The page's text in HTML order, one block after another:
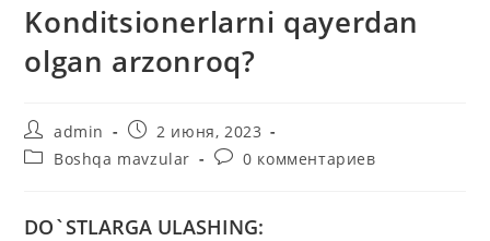
Konditsionerlarni qayerdan
olgan arzonroq?
Автор
записи:
admin
Запись
опубликована:
2 июня, 2023
РубрикаBoshqa mavzular
Комментарии
0 комментариев
DO`STLARGA ULASHING: